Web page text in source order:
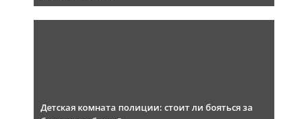
Детская комната полиции: стоит ли бояться за